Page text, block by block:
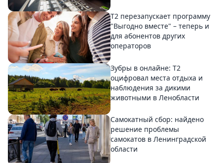
Т2 перезапускает программу
"Выгодно вместе" – теперь и
для абонентов других
операторов
Зубры в онлайне: Т2
оцифровал места отдыха и
наблюдения за дикими
животными в Ленобласти
Самокатный сбор: найдено
решение проблемы
самокатов в Ленинградской
области